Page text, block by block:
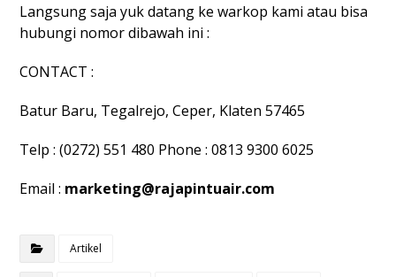
Langsung saja yuk datang ke warkop kami atau bisa
hubungi nomor dibawah ini :
CONTACT :
Batur Baru, Tegalrejo, Ceper, Klaten 57465
Telp : (0272) 551 480 Phone : 0813 9300 6025
Email : marketing@rajapintuair.com
Artikel